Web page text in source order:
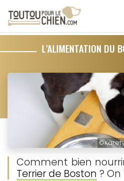
L’ALIMENTATION DU
©
Comment bien
Terrier de Boston ?